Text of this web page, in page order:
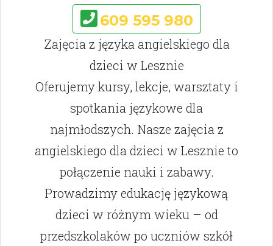
609 595 980
Zajęcia z języka angielskiego dla
dzieci w Lesznie
Oferujemy kursy, lekcje, warsztaty i
spotkania językowe dla
najmłodszych. Nasze zajęcia z
angielskiego dla dzieci w Lesznie to
połączenie nauki i zabawy.
Prowadzimy edukację językową
dzieci w różnym wieku – od
przedszkolaków po uczniów szkół